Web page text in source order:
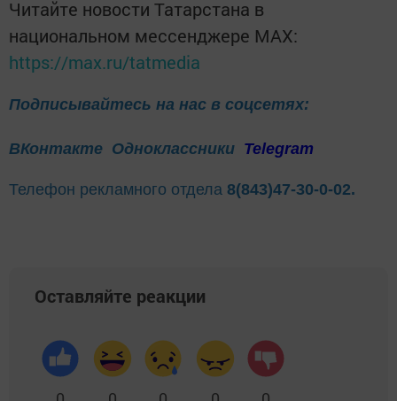
Читайте новости Татарстана в
национальном мессенджере MАХ:
https://max.ru/tatmedia
Подписывайтесь на нас в соцсетях:
ВКонтакте Одноклассники Telegram
Телефон рекламного отдела 8(843)47-30-0-02.
Оставляйте реакции